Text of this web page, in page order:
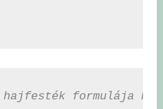
hajfesték